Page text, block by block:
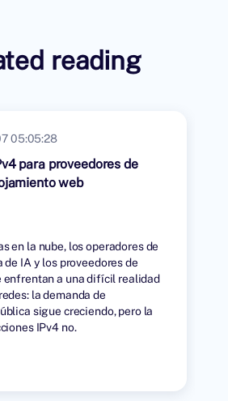
reading
05:05:28
para proveedores de
web
en la nube, los operadores de
IA y los proveedores de
enfrentan a una difícil realidad
la demanda de
sigue creciendo, pero la
IPv4 no.